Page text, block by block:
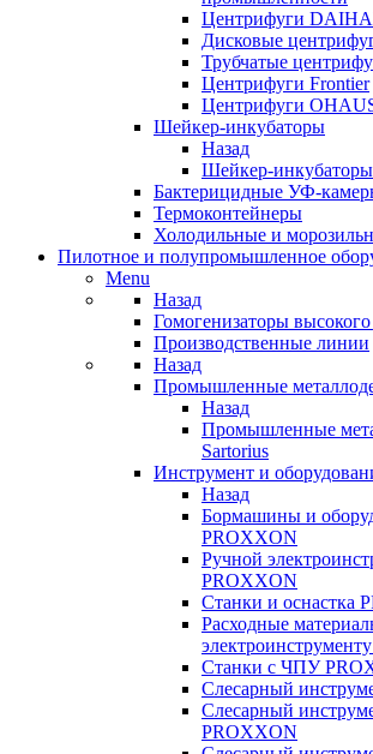
Центрифуги
Дисковые
Трубчатые
Центрифуги Frontier
Центрифуги
Шейкер-инкубаторы
Назад
Шейкер-
Бактерицидные УФ-
Термоконтейнеры
Холодильные и
Пилотное и полупромышленное
Menu
Назад
Гомогенизаторы
Производственные линии
Назад
Промышленные
Назад
Промышленные
Sartorius
Инструмент и
Назад
Бормашины и
PROXXON
Ручной
PROXXON
Cтанки и оснастка
Расходные
Станки с ЧПУ
Слесарный
Слесарный
PROXXON